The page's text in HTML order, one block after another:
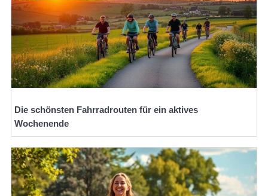
Die schönsten Fahrradrouten für ein aktives
Wochenende